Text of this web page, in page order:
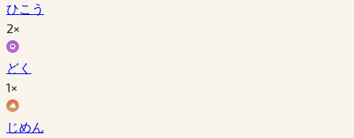
ひこう
2×
どく
1×
じめん